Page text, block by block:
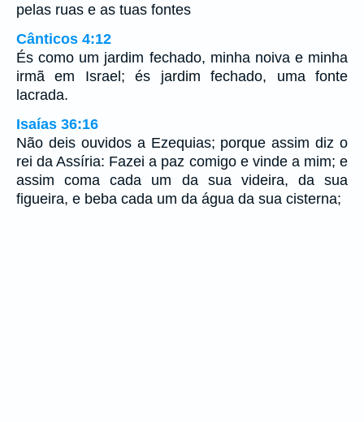
pelas ruas e as tuas fontes
Cânticos 4:12
És como um jardim fechado, minha noiva e minha
irmã em Israel; és jardim fechado, uma fonte
lacrada.
Isaías 36:16
Não deis ouvidos a Ezequias; porque assim diz o
rei da Assíria: Fazei a paz comigo e vinde a mim; e
assim coma cada um da sua videira, da sua
figueira, e beba cada um da água da sua cisterna;